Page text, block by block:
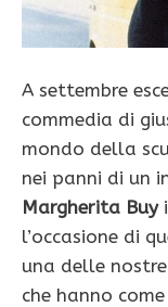
A settembre
commedia di
mondo della
nei panni di un
Margherita Buy
l’occasione di
una delle
che hanno